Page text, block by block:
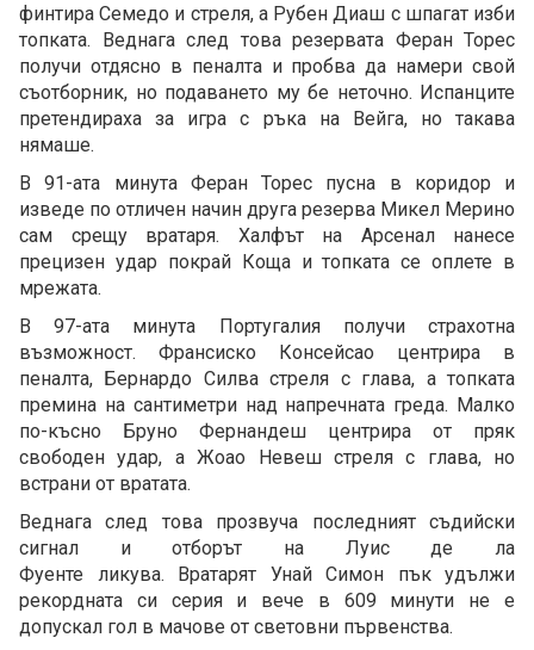
финтира Семедо и стреля, а Рубен Диаш с шпагат изби
топката. Веднага след това резервата Феран Торес
получи отдясно в пеналта и пробва да намери свой
съотборник, но подаването му бе неточно. Испанците
претендираха за игра с ръка на Вейга, но такава
нямаше.
В 91-ата минута Феран Торес пусна в коридор и
изведе по отличен начин друга резерва Микел Мерино
сам срещу вратаря. Халфът на Арсенал нанесе
прецизен удар покрай Коща и топката се оплете в
мрежата.
В 97-ата минута Португалия получи страхотна
възможност. Франсиско Консейсао центрира в
пеналта, Бернардо Силва стреля с глава, а топката
премина на сантиметри над напречната греда. Малко
по-късно Бруно Фернандеш центрира от пряк
свободен удар, а Жоао Невеш стреля с глава, но
встрани от вратата.
Веднага след това прозвуча последният съдийски
сигнал и отборът на Луис де ла
Фуенте ликува. Вратарят Унай Симон пък удължи
рекордната си серия и вече в 609 минути не е
допускал гол в мачове от световни първенства.